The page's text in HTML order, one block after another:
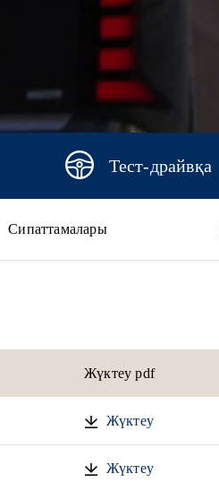
Тест-драйвқа
Сипаттамалары
Жүктеу pdf
Жүктеу
Жүктеу